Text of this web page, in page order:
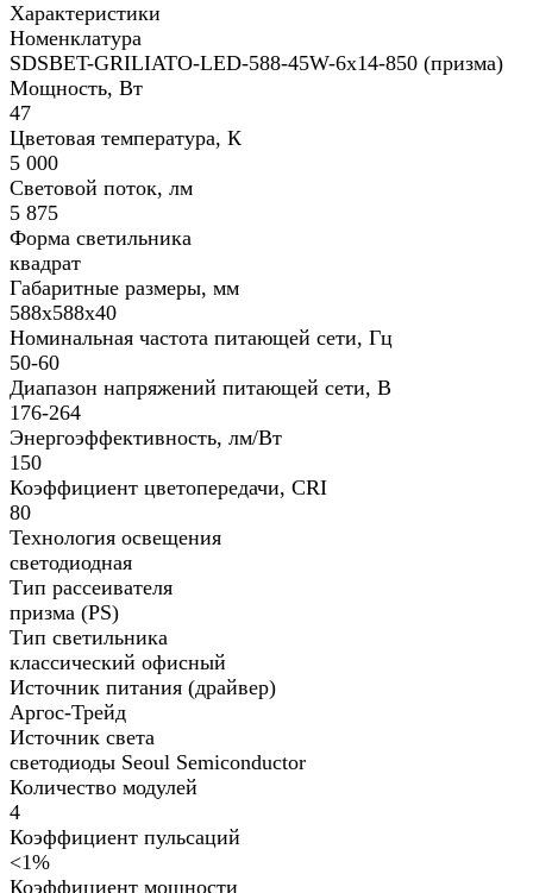
Характеристики
Номенклатура
SDSBET-GRILIATO-LED-588-45W-6x14-850 (призма)
Мощность, Вт
47
Цветовая температура, К
5 000
Световой поток, лм
5 875
Форма светильника
квадрат
Габаритные размеры, мм
588х588х40
Номинальная частота питающей сети, Гц
50-60
Диапазон напряжений питающей сети, В
176-264
Энергоэффективность, лм/Вт
150
Коэффициент цветопередачи, CRI
80
Технология освещения
светодиодная
Тип рассеивателя
призма (PS)
Тип светильника
классический офисный
Источник питания (драйвер)
Аргос-Трейд
Источник света
светодиоды Seoul Semiconductor
Количество модулей
4
Коэффициент пульсаций
<1%
Коэффициент мощности